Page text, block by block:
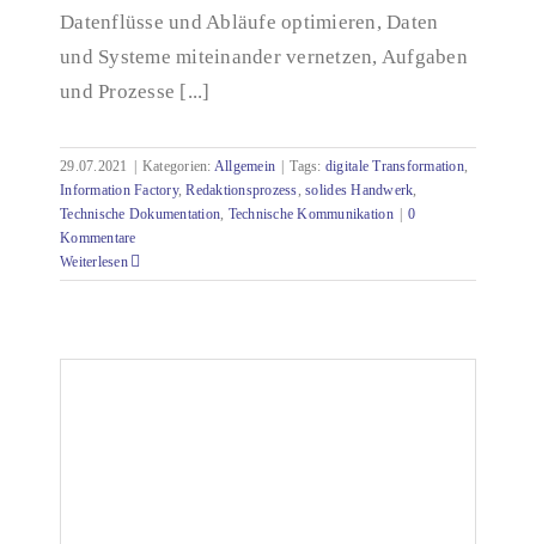
Datenflüsse und Abläufe optimieren, Daten
und Systeme miteinander vernetzen, Aufgaben
und Prozesse [...]
29.07.2021 Kategorien: Allgemein Tags: digitale Transformation,
Information Factory,Redaktionsprozess,solides Handwerk,
Technische Dokumentation, Technische Kommunikation
0
Kommentare
Weiterlesen